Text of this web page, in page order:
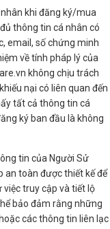
khi đăng ký/mua
thông tin cá nhân có
email, số chứng minh
về tính pháp lý của
không chịu trách
nại có liên quan đến
tất cả thông tin cá
ký ban đầu là không
tin của Người Sử
an toàn được thiết kế để
việc truy cập và tiết lộ
bảo đảm rằng những
các thông tin liên lạc